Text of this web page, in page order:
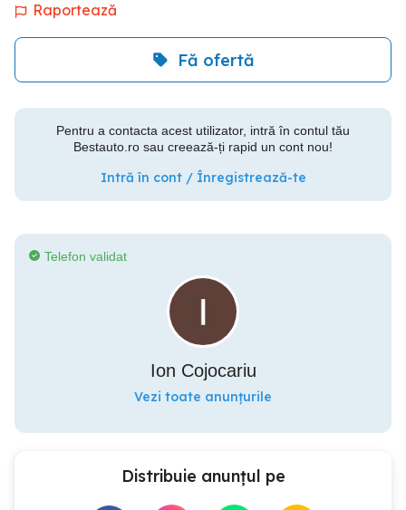
Raportează
Fă ofertă
Pentru a contacta acest utilizator, intră în contul tău
Bestauto.ro sau creează-ți rapid un cont nou!
Intră în cont / Înregistrează-te
Telefon validat
Ion Cojocariu
Vezi toate anunțurile
Distribuie anunțul pe